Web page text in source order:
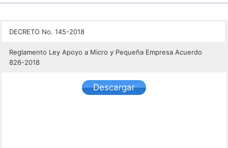
DECRETO No. 145-2018
Reglamento Ley Apoyo a Micro y Pequeña Empresa Acuerdo
826-2018
Descargar